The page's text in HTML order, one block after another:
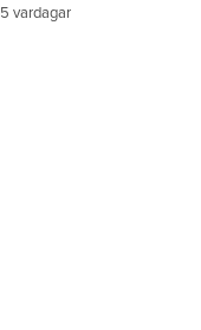
vardagar